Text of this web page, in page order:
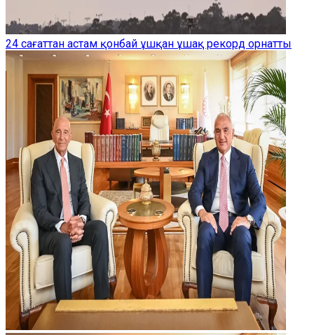
24 сағаттан астам қонбай ұшқан ұшақ рекорд орнатты